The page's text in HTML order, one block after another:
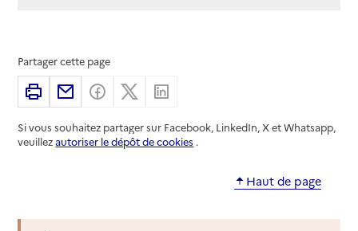
Partager cette page
ImprimerPartager par email
Partager sur Facebook
Partager sur X
Si vous souhaitez partager sur Facebook, LinkedIn, X et Whatsapp,
veuillezautoriser le dépôt de cookies .
Haut de page